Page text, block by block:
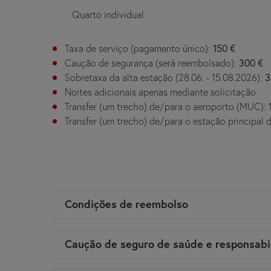
Quarto individual
Taxa de serviço (pagamento único): 150 €
Caução de segurança (será reembolsado): 300 €
Sobretaxa da alta estação (28.06. - 15.08.2026):
Noites adicionais apenas mediante solicitação
Transfer (um trecho) de/para o aeroporto (MUC):
Transfer (um trecho) de/para o estação principal
Condições de reembolso
Observe que um reembolso sem custo ou
Caução de seguro de saúde e